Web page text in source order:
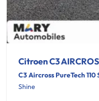
Citroen C3
C3 Aircross PureTech 110
Shine